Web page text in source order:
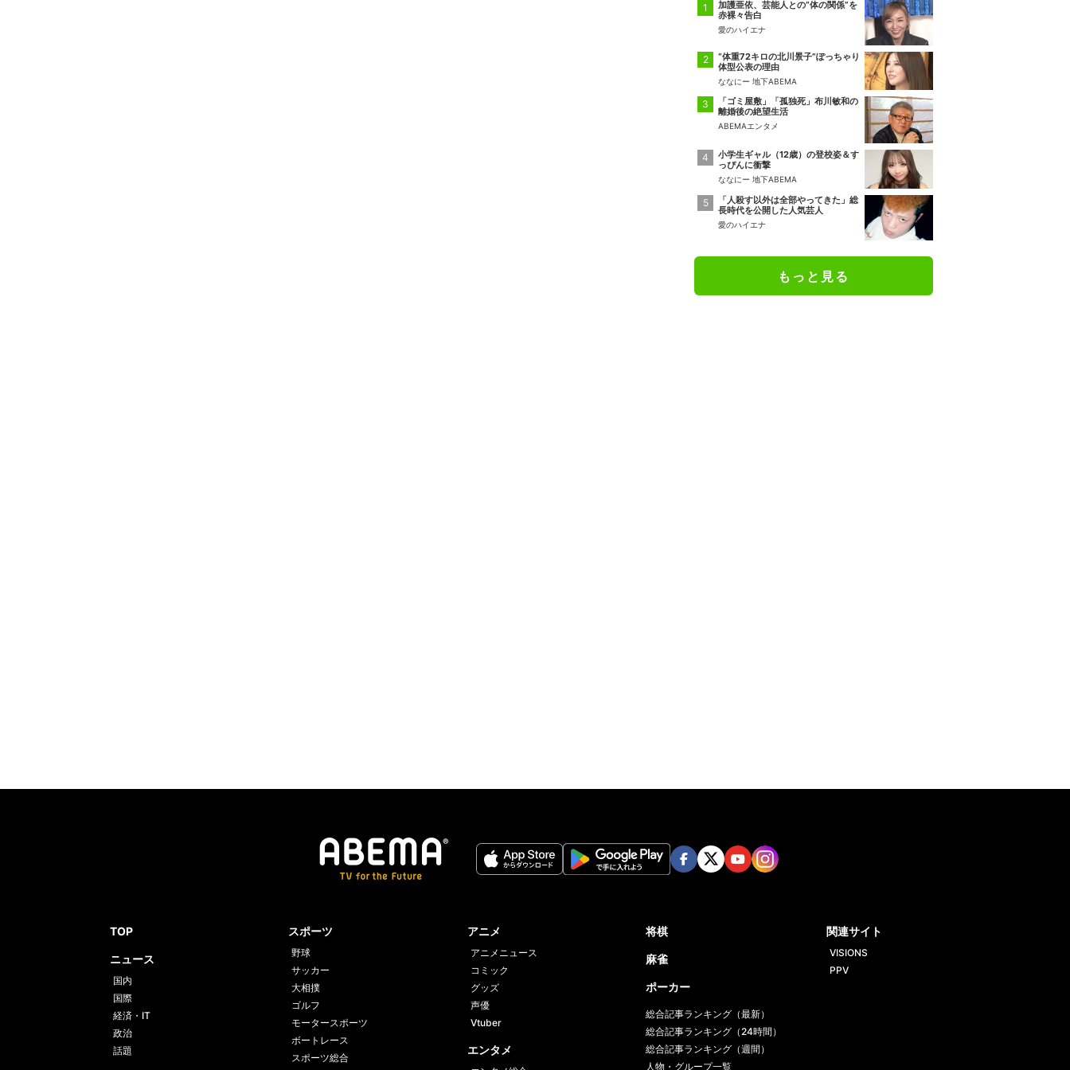
加護亜依、芸能人との“体の関係”を
赤裸々告白
愛のハイエナ
“体重72キロの北川景子”ぽっちゃり
体型公表の理由
ななにー 地下ABEMA
「ゴミ屋敷」「孤独死」布川敏和の
離婚後の絶望生活
ABEMAエンタメ
小学生ギャル（12歳）の登校姿＆す
っぴんに衝撃
ななにー 地下ABEMA
「人殺す以外は全部やってきた」総
長時代を公開した人気芸人
愛のハイエナ
もっと見る
TOP
ニュース
国内
国際
経済・IT
政治
話題
スポーツ
野球
サッカー
大相撲
ゴルフ
モータースポーツ
ボートレース
スポーツ総合
アニメ
アニメニュース
コミック
グッズ
声優
Vtuber
エンタメ
将棋
麻雀
ポーカー
総合記事ランキング（最新）
総合記事ランキング（24時間）
総合記事ランキング（週間）
人物・グループ一覧
関連サイト
VISIONS
PPV